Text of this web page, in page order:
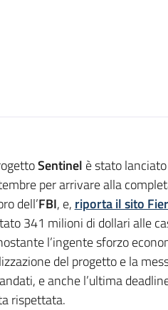
Sentinel è stato
per arrivare alla
dell’FBI, e, riporta il sito
341 milioni di dollari alle
l’ingente sforzo
del progetto e la
e anche l’ultima
rispettata.